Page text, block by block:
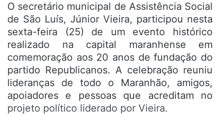
O secretário municipal de Assistência Social
de São Luís, Júnior Vieira, participou nesta
sexta-feira (25) de um evento histórico
realizado na capital maranhense em
comemoração aos 20 anos de fundação do
partido Republicanos. A celebração reuniu
lideranças de todo o Maranhão, amigos,
apoiadores e pessoas que acreditam no
projeto político liderado por Vieira.